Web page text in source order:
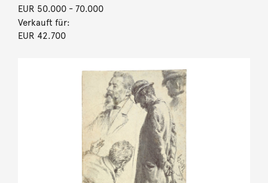
EUR 50.000- 70.000
Verkauft für:
EUR 42.700